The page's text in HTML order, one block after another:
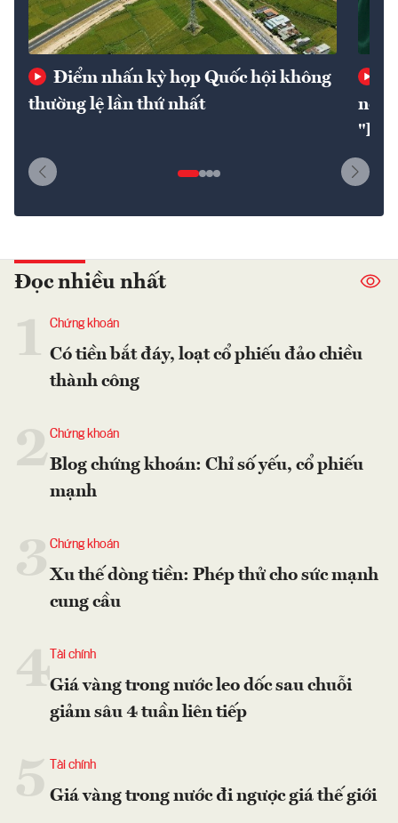
Điểm nhấn kỳ họp Quốc hội không
thường lệ lần thứ nhất
Đọc nhiều nhất
Chứng khoán
Có tiền bắt đáy, loạt cổ phiếu đảo chiều
thành công
2Chứng khoán
Blog chứng khoán: Chỉ số yếu, cổ phiếu
mạnh
Chứng khoán
Xu thế dòng tiền: Phép thử cho sức mạnh
cung cầu
4 Tài chính
Giá vàng trong nước leo dốc sau chuỗi
giảm sâu 4 tuần liên tiếp
Tài chính
Giá vàng trong nước đi ngược giá thế giới